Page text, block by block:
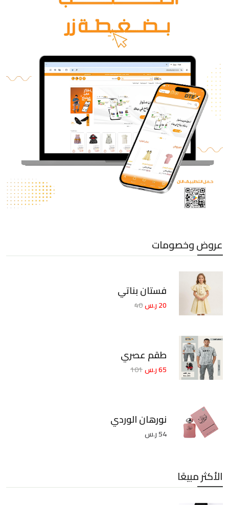
عروض وخصومات
فستان بناتي
20 ر.س 40
طقم عصري
65 ر.س 101
نورهان الوردي
54 ر.س
الأكثر مبيعًا